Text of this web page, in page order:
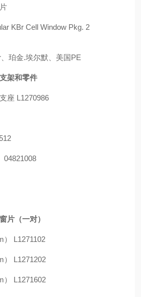
KBr Cell Window Pkg. 2
珀金.埃尔默、美国PE
架和零件
座 L1270986
04821008
片（一对）
） L1271102
） L1271202
） L1271602